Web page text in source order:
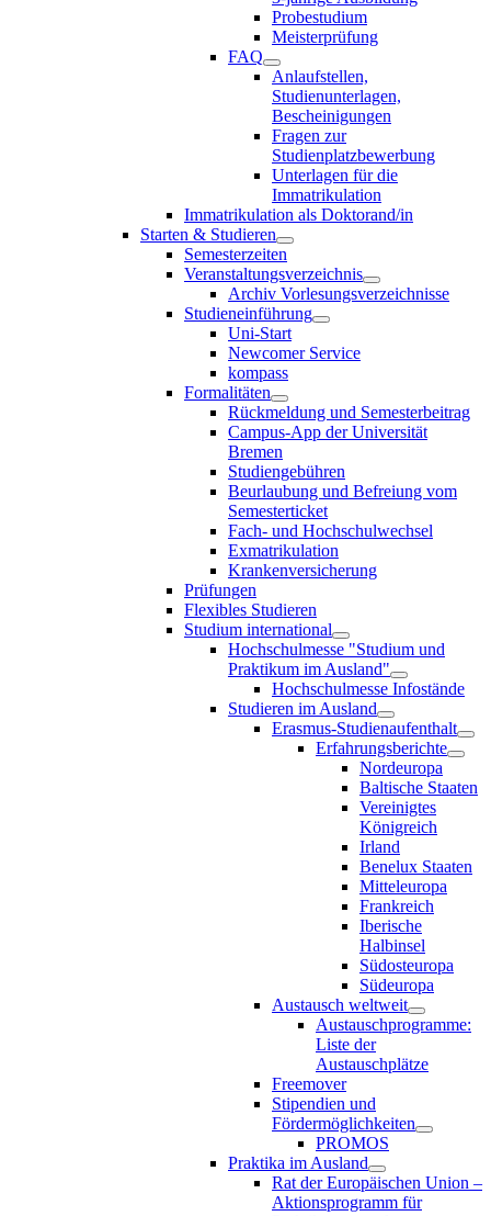
Probestudium
Meisterprüfung
FAQ
Anlaufstellen,
Studienunterlagen,
Bescheinigungen
Fragen zur
Studienplatzbewerbung
Unterlagen für die
Immatrikulation
Immatrikulation als Doktorand/in
Starten & Studieren
Semesterzeiten
Veranstaltungsverzeichnis
Archiv Vorlesungsverzeichnisse
Studieneinführung
Uni-Start
Newcomer Service
kompass
Formalitäten
Rückmeldung und Semesterbeitrag
Campus-App der Universität
Bremen
Studiengebühren
Beurlaubung und Befreiung vom
Semesterticket
Fach- und Hochschulwechsel
Exmatrikulation
Krankenversicherung
Prüfungen
Flexibles Studieren
Studium international
Hochschulmesse "Studium und
Praktikum im Ausland"
Hochschulmesse Infostände
Studieren im Ausland
Erasmus-Studienaufenthalt
Erfahrungsberichte
Nordeuropa
Baltische Staaten
Vereinigtes
Königreich
Irland
Benelux Staaten
Mitteleuropa
Frankreich
Iberische
Halbinsel
Südosteuropa
Südeuropa
Austausch weltweit
Austauschprogramme:
Liste der
Austauschplätze
Freemover
Stipendien und
Fördermöglichkeiten
PROMOS
Praktika im Ausland
Rat der Europäischen Union –
Aktionsprogramm für